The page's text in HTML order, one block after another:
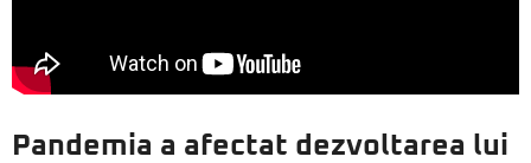
Pandemia a afectat dezvoltarea lui